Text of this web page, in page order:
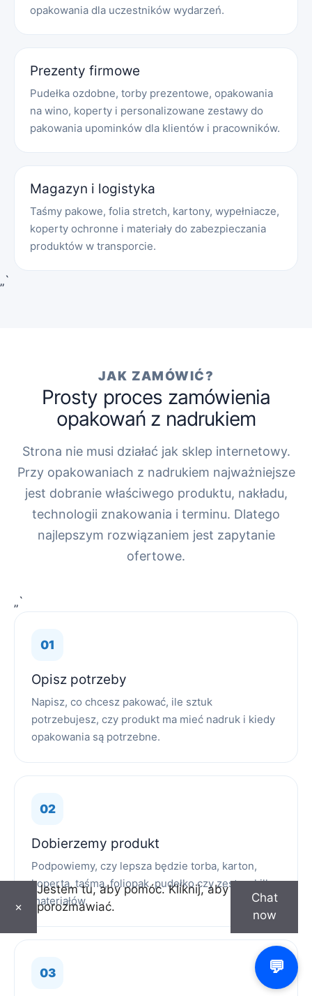
opakowania dla uczestników wydarzeń.
Prezenty firmowe
Pudełka ozdobne, torby prezentowe, opakowania
na wino, koperty i personalizowane zestawy do
pakowania upominków dla klientów i pracowników.
Magazyn i logistyka
Taśmy pakowe, folia stretch, kartony, wypełniacze,
koperty ochronne i materiały do zabezpieczania
produktów w transporcie.
„`
JAK ZAMÓWIĆ?
Prosty proces zamówienia
opakowań z nadrukiem
Strona nie musi działać jak sklep internetowy.
Przy opakowaniach z nadrukiem najważniejsze
jest dobranie właściwego produktu, nakładu,
technologii znakowania i terminu. Dlatego
najlepszym rozwiązaniem jest zapytanie
ofertowe.
„`
Opisz potrzeby
Napisz, co chcesz pakować, ile sztuk
potrzebujesz, czy produkt ma mieć nadruk i kiedy
opakowania są potrzebne.
Dobierzemy produkt
Podpowiemy, czy lepsza będzie torba, karton,
koperta, taśma, foliopak, pudełko czy zestaw kilku
materiałów.
×
Jestem tu, aby pomóc. Kliknij, aby
porozmawiać.
Chat
now